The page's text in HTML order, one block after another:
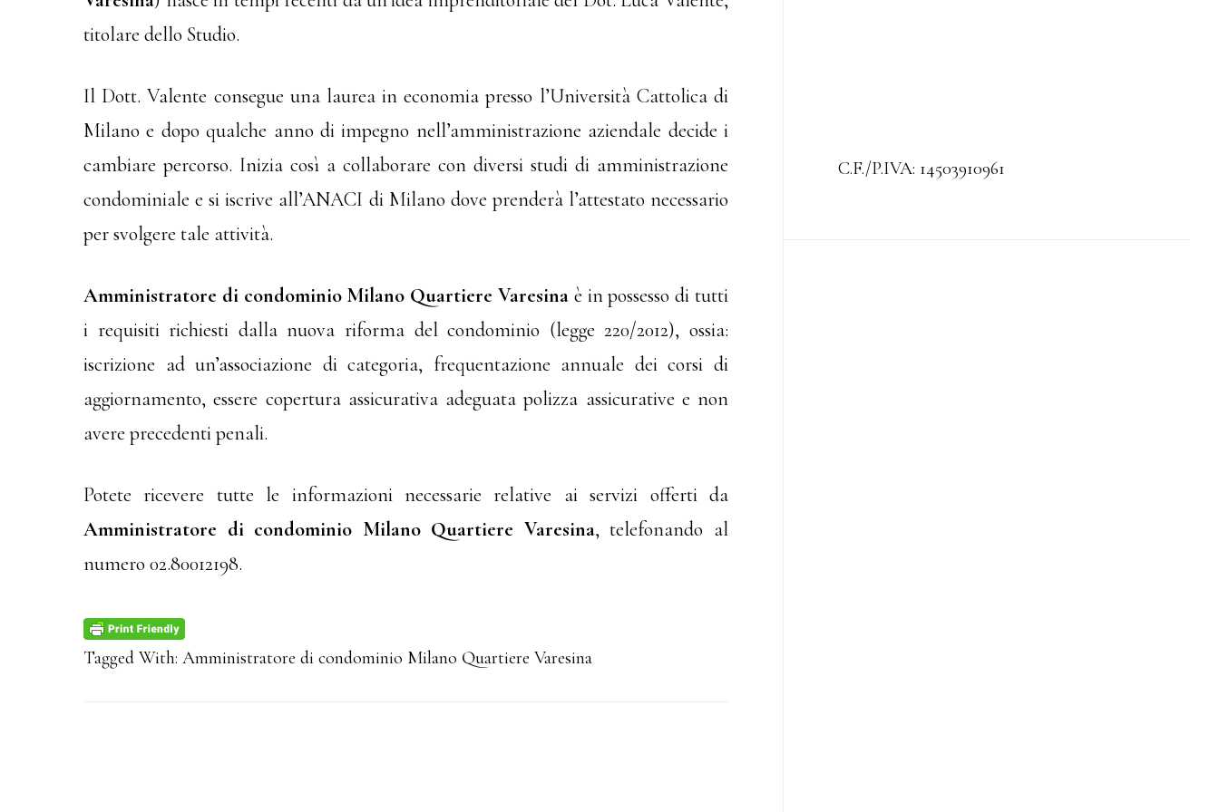
titolare dello Studio.
Il Dott. Valente consegue una laurea in economia presso l’Università Cattolica di
Milano e dopo qualche anno di impegno nell’amministrazione aziendale decide i
cambiare percorso. Inizia così a collaborare con diversi studi di amministrazione
condominiale e si iscrive all’ANACI di Milano dove prenderà l’attestato necessario
per svolgere tale attività.
Amministratore di condominio Milano Quartiere Varesina è in possesso di tutti
i requisiti richiesti dalla nuova riforma del condominio (legge 220/2012), ossia:
iscrizione ad un’associazione di categoria, frequentazione annuale dei corsi di
aggiornamento, essere copertura assicurativa adeguata polizza assicurative e non
avere precedenti penali.
Potete ricevere tutte le informazioni necessarie relative ai servizi offerti da
Amministratore di condominio Milano Quartiere Varesina, telefonando al
numero 02.80012198.
Tagged With: Amministratore di condominio Milano Quartiere Varesina
C.F./P.IVA: 14503910961